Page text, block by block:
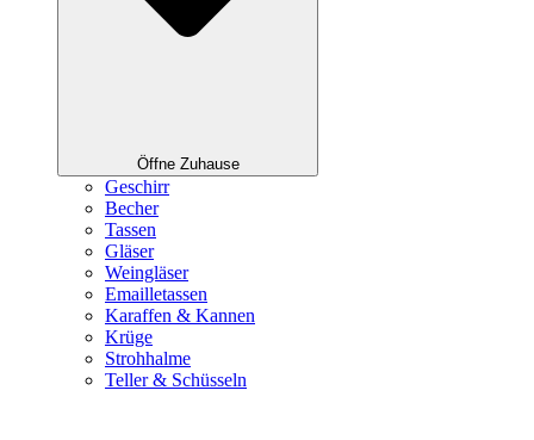
Öffne Zuhause
Geschirr
Becher
Tassen
Gläser
Weingläser
Emailletassen
Karaffen & Kannen
Krüge
Strohhalme
Teller & Schüsseln